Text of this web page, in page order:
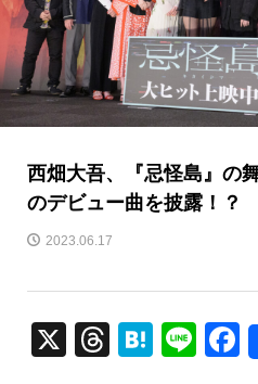
西畑大吾、『忌怪島』の
のデビュー曲を披露！？
2023.06.17
X
T
H
Li
F